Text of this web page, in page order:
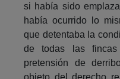
si había sido
había ocurrido lo
que detentaba la
de todas las
pretensión de
objeto del derecho